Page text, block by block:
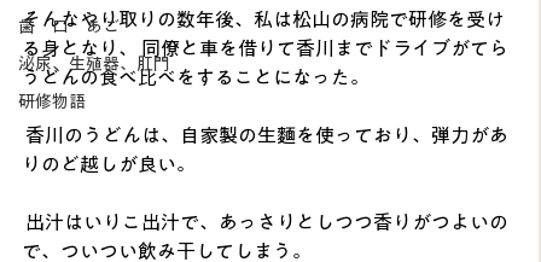
歯 口 あご
泌尿、生殖器、肛門
研修物語
そんなやり取りの数年後、私は松山の病院で研修を受け
る身となり、 同僚と車を借りて香川までドライブがてら
うどんの食べ比べをすることになった。
りのど越しが良い。
で、ついつい飲み干してしまう。